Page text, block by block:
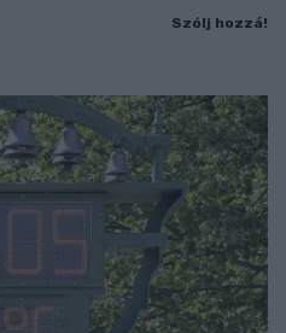
Szólj hozzá!